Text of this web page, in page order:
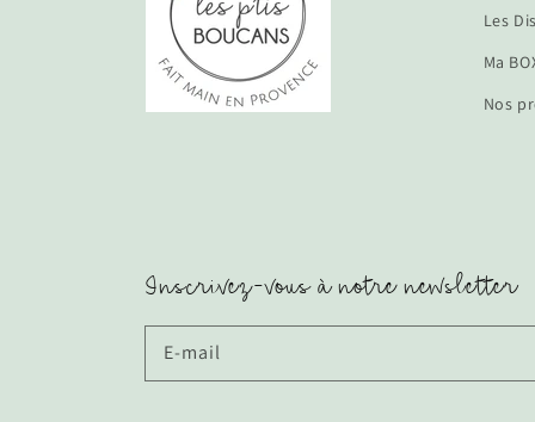
Les
Ma
Nos
Inscrivez-vous à notre newsletter
E-mail